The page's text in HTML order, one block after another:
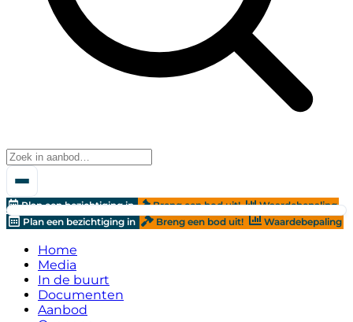
Plan een bezichtiging in Breng een bod uit!
Waardebepaling
Plan een bezichtiging in
Breng een bod uit! Waardebepaling
Home
Media
In de buurt
Documenten
Aanbod